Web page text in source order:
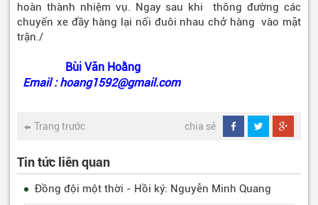
hoàn thành nhiệm vụ. Ngay sau khi thông đường các
chuyến xe đầy hàng lại nối đuôi nhau chở hàng vào mặt
trận./
Bùi Văn Hoằng
Email : hoang1592@gmail.com
Trang trước chia sẻ
Tin tức liên quan
Đồng đội một thời - Hồi ký: Nguyễn Minh Quang